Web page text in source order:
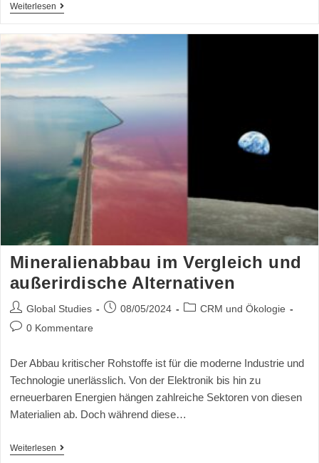
Weiterlesen
Mineralienabbau im Vergleich und
außerirdische Alternativen
Global Studies 08/05/2024
CRM und Ökologie
0 Kommentare
Der Abbau kritischer Rohstoffe ist für die moderne Industrie und
Technologie unerlässlich. Von der Elektronik bis hin zu
erneuerbaren Energien hängen zahlreiche Sektoren von diesen
Materialien ab. Doch während diese…
Weiterlesen